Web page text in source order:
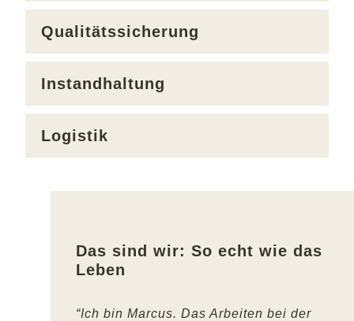
Qualitätssicherung
Instandhaltung
Logistik
Das sind wir: So echt wie das
Leben
“Ich bin Marcus. Das Arbeiten bei der